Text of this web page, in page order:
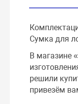
Сумка для
В магазине
решили
привезём